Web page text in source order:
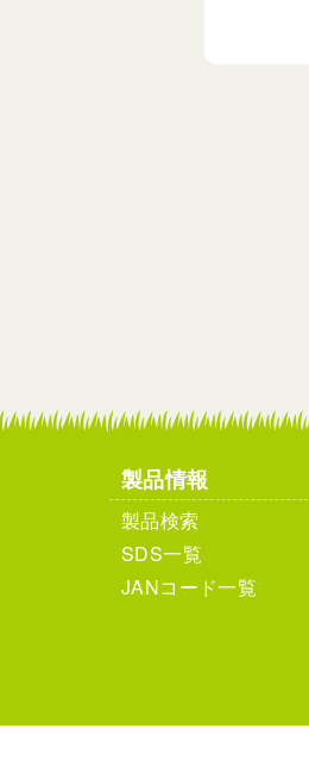
製品情報
製品検索
SDS一覧
JANコード一覧